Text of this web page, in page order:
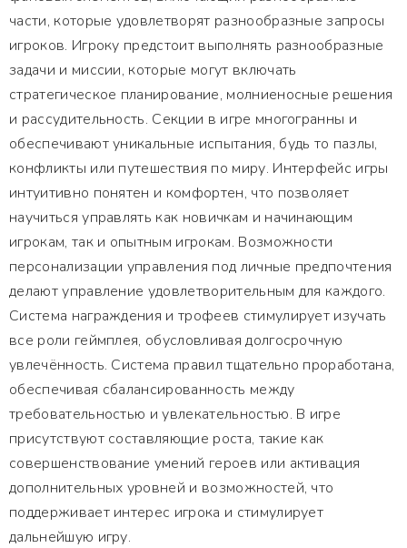
части, которые удовлетворят разнообразные запросы
игроков. Игроку предстоит выполнять разнообразные
задачи и миссии, которые могут включать
стратегическое планирование, молниеносные решения
и рассудительность. Секции в игре многогранны и
обеспечивают уникальные испытания, будь то пазлы,
конфликты или путешествия по миру. Интерфейс игры
интуитивно понятен и комфортен, что позволяет
научиться управлять как новичкам и начинающим
игрокам, так и опытным игрокам. Возможности
персонализации управления под личные предпочтения
делают управление удовлетворительным для каждого.
Система награждения и трофеев стимулирует изучать
все роли геймплея, обусловливая долгосрочную
увлечённость. Система правил тщательно проработана,
обеспечивая сбалансированность между
требовательностью и увлекательностью. В игре
присутствуют составляющие роста, такие как
совершенствование умений героев или активация
дополнительных уровней и возможностей, что
поддерживает интерес игрока и стимулирует
дальнейшую игру.